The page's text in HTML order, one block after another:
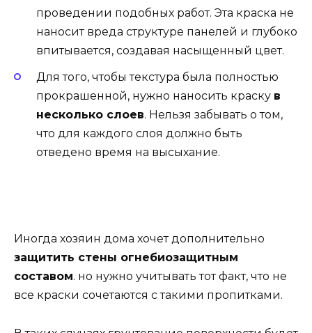
проведении подобных работ. Эта краска не
наносит вреда структуре панелей и глубоко
впитывается, создавая насыщенный цвет.
Для того, чтобы текстура была полностью
прокрашенной, нужно наносить краску в
несколько слоев. Нельзя забывать о том,
что для каждого слоя должно быть
отведено время на высыхание.
Иногда хозяин дома хочет дополнительно
защитить стены огнебиозащитным
составом. но нужно учитывать тот факт, что не
все краски сочетаются с такими пропитками.